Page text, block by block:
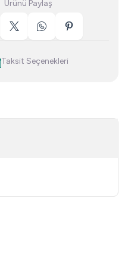
Ürünü Paylaş
Taksit Seçenekleri